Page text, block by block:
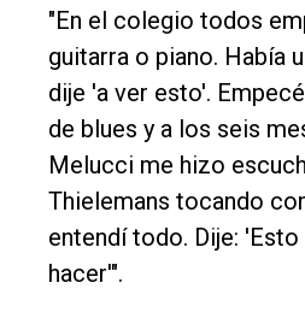
"En el colegio todos
guitarra o piano. Había
dije 'a ver esto'.
de blues y a los seis
Melucci me hizo
Thielemans tocando
entendí todo. Dije:
hacer'".